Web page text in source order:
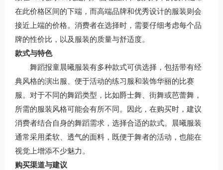
在此价格区间的下端，而高端品牌和优秀设计的服装则会
接近上端的价格。消费者在选择时，需要仔细考虑每个品
牌的性价比，以及服装的质量与舒适度。
款式与特色
舞蹈报童晨曦服装有多种款式可供选择，包括带有经
典风格的演出服、便于活动的练习服和装饰华丽的比赛
服。对于不同的舞蹈类型，比如爵士舞、街舞或芭蕾舞，
所需的服装风格可能会有所不同。因此，在购买时，建议
消费者结合自身的舞蹈需求，选择合适的款式。晨曦服装
通常采用柔软、透气的面料，既便于舞者的活动，也能在
视觉上增添不少魅力。
购买渠道与建议